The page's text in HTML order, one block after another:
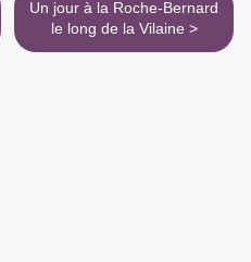
Un jour à la Roche-Bernard
le long de la Vilaine >